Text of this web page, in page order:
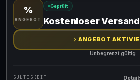
Gültig für teilnehmende Produkte
%
ANGEBOT
Geprüft
Kostenloser Versand
ANGEBOT
Unbegrenzt gültig
GÜLTIGKEIT